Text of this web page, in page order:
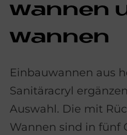
wan­nen
wan­nen
Einbauwannen aus
Sanitäracryl
Auswahl. Die mit
Wannen sind in fünf